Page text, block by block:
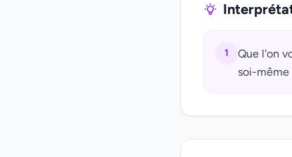
1
Que l'on
soi-même